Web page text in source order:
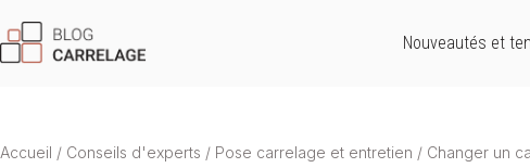
Nouveautés et
Accueil / Conseils d'experts / Pose carrelage et entretien / Changer un